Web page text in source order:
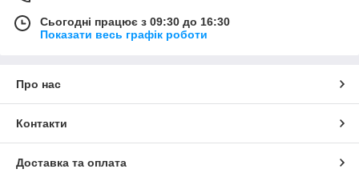
Сьогодні працює з 09:30 до 16:30
Показати весь графік роботи
Про нас
Контакти
Доставка та оплата